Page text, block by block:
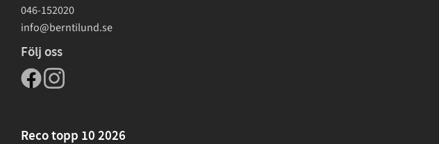
046-152020
info@berntilund.se
Följ oss
Reco topp 10 2026